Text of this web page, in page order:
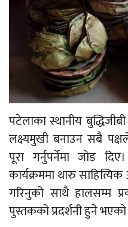
पटेलाका स्थानीय
लक्ष्यमुखी बनाउन सबै
पूरा गर्नुपर्नेमा जोड
कार्यक्रममा थारु साहित्यिक
गरिनुको साथै हालसम्म
पुस्तकको प्रदर्शनी हुने